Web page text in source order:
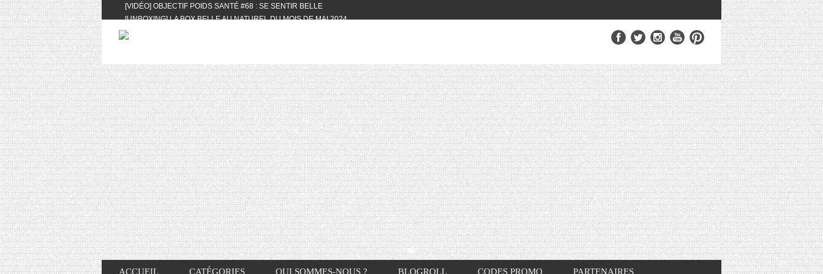
[VIDÉO] OBJECTIF POIDS SANTÉ #68 : SE SENTIR BELLE
[UNBOXING] LA BOX BELLE AU NATUREL DU MOIS DE MAI 2024
[VIDÉO] UNBOXING : LES MY LITTLE & BIOTYFULL BOX DU MOIS DE MAI 2024
[VIDÉO] QUITOQUE #10 : MEAL PREP & CONVIVIALITÉ
[VIDÉO] UNBOXING : LES MY LITTLE & BIOTYFULL BOX DU MOIS D’AVRIL
2024 FEAT. AKILA
[VIDÉO] OBJECTIF POIDS SANTÉ #67 : L’AVIS DES AUTRES, CE N’EST QUE LA
VIE DES AUTRES
[VIDÉO] UNBOXING : LES MY LITTLE & BIOTYFULL BOX DES MOIS DE
FÉVRIER ET MARS 2024 FEAT. AKILA
[VIDÉO] LA SÉLECTION DU MOIS #JANVIER2024
[VIDÉO] HELLOFRESH #34 : IDÉES RECETTES RISOTTO
ACCUEIL CATÉGORIES QUI SOMMES-NOUS ? BLOGROLL CODES PROMO PARTENAIRES